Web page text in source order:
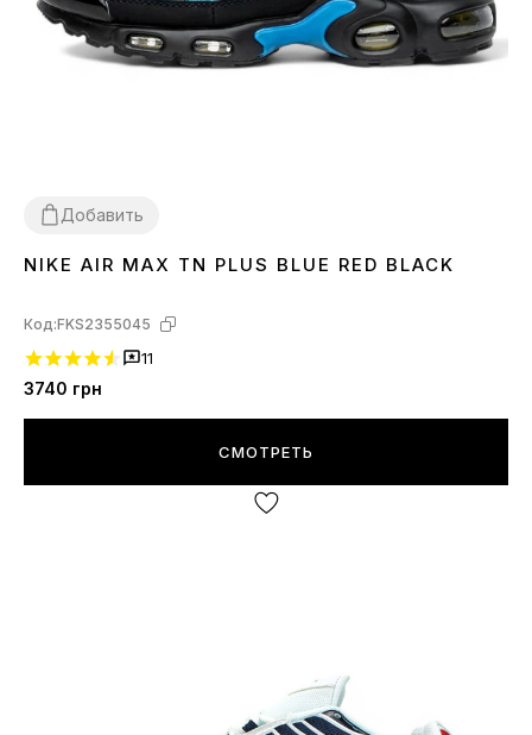
Добавить
4142 4445
NIKE AIR MAX TN PLUS BLUE RED BLACK
Код:FKS2355045
11
3740 грн
СМОТРЕТЬ